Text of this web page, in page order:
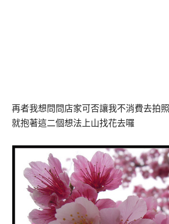
再者我想問問店家可否讓我不消費去拍
就抱著這二個想法上山找花去囉